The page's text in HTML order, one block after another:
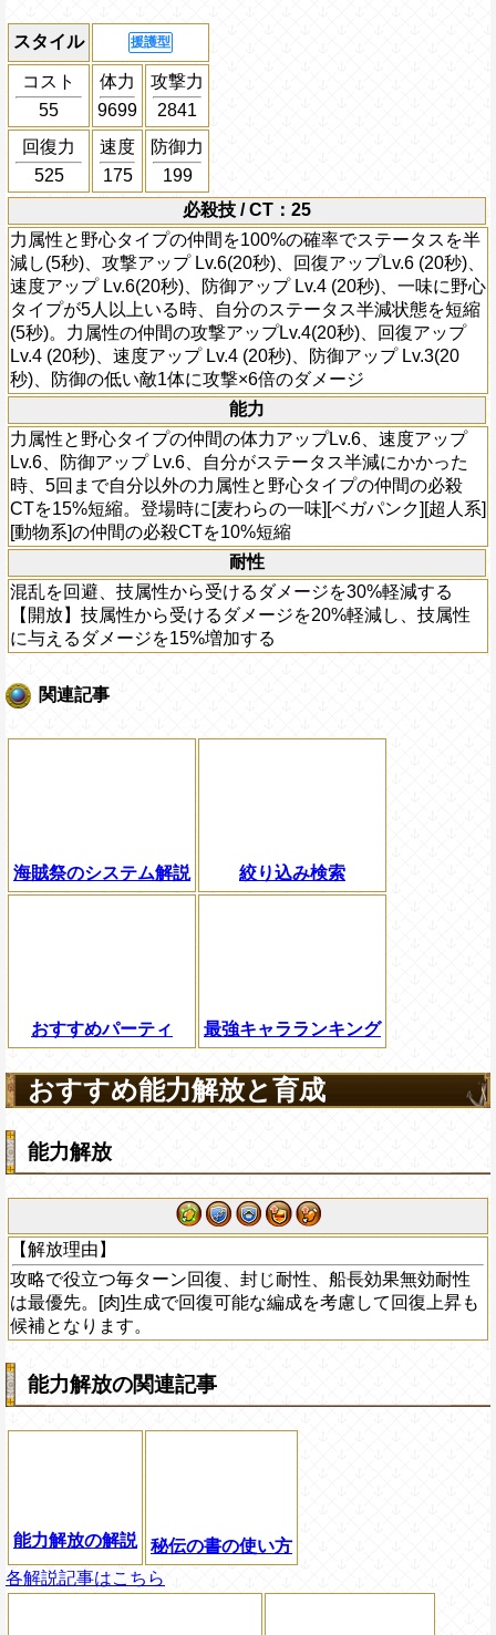
スタイル 援護型
コスト
55
体力
9699
攻撃力
2841
回復力
525
速度
175
防御力
199
必殺技 / CT：25
力属性と野心タイプの仲間を100%の確率でステータスを半
減し(5秒)、攻撃アップ Lv.6(20秒)、回復アップLv.6 (20秒)、
速度アップ Lv.6(20秒)、防御アップ Lv.4 (20秒)、一味に野心
タイプが5人以上いる時、自分のステータス半減状態を短縮
(5秒)。力属性の仲間の攻撃アップLv.4(20秒)、回復アップ
Lv.4 (20秒)、速度アップ Lv.4 (20秒)、防御アップ Lv.3(20
秒)、防御の低い敵1体に攻撃×6倍のダメージ
能力
力属性と野心タイプの仲間の体力アップLv.6、速度アップ
Lv.6、防御アップ Lv.6、自分がステータス半減にかかった
時、5回まで自分以外の力属性と野心タイプの仲間の必殺
CTを15%短縮。登場時に[麦わらの一味][ベガパンク][超人系]
[動物系]の仲間の必殺CTを10%短縮
耐性
混乱を回避、技属性から受けるダメージを30%軽減する
【開放】技属性から受けるダメージを20%軽減し、技属性
に与えるダメージを15%増加する
関連記事
海賊祭のシステム解説 絞り込み検索
おすすめパーティ 最強キャラランキング
おすすめ能力解放と育成
能力解放
【解放理由】
攻略で役立つ毎ターン回復、封じ耐性、船長効果無効耐性
は最優先。[肉]生成で回復可能な編成を考慮して回復上昇も
候補となります。
能力解放の関連記事
能力解放の解説
秘伝の書の使い方
各解説記事はこちら